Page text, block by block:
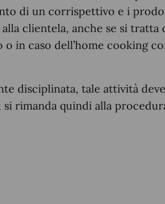
di un corrispettivo e i
clientela, anche se si tratta
in caso dell’home cooking
disciplinata, tale attività deve
si rimanda quindi alla